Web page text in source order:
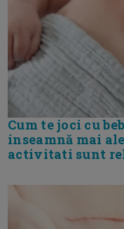
Cum te joci cu
inseamnă mai
activitati sunt